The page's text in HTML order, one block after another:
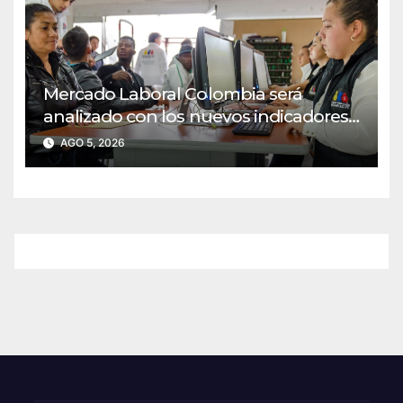
Mercado Laboral Colombia será
analizado con los nuevos indicadores
oficiales del DANE
AGO 5, 2026